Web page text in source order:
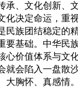
、文化创新、
化决定命运，重
民族团结稳定的
基础。中华民
心价值体系与文
会陷入一盘散沙
胸怀、真感情